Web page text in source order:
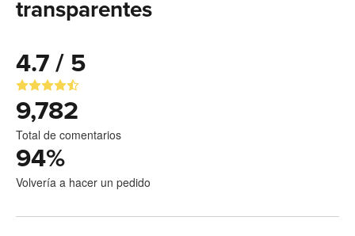
transparentes
4.7 / 5
9,782
Total de comentarios
94%
Volvería a hacer un pedido